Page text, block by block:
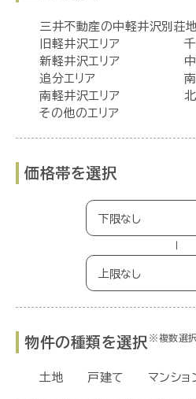
三井不動産の中軽井沢別荘地
旧軽井沢エリア
新軽井沢エリア
追分エリア
南軽井沢エリア
その他のエリア
価格帯を選択
物件の種類を選択 ※複数選
土地 戸建て マンショ